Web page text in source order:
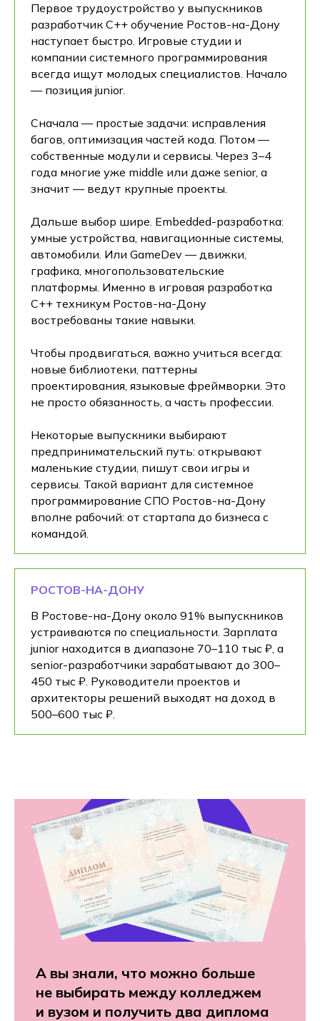
Первое трудоустройство у выпускников
разработчик C++ обучение Ростов-на-Дону
наступает быстро. Игровые студии и
компании системного программирования
всегда ищут молодых специалистов. Начало
— позиция junior.
Сначала — простые задачи: исправления
багов, оптимизация частей кода. Потом —
собственные модули и сервисы. Через 3–4
года многие уже middle или даже senior, а
значит — ведут крупные проекты.
Дальше выбор шире. Embedded-разработка:
умные устройства, навигационные системы,
автомобили. Или GameDev — движки,
графика, многопользовательские
платформы. Именно в игровая разработка
C++ техникум Ростов-на-Дону
востребованы такие навыки.
Чтобы продвигаться, важно учиться всегда:
новые библиотеки, паттерны
проектирования, языковые фреймворки. Это
не просто обязанность, а часть профессии.
Некоторые выпускники выбирают
предпринимательский путь: открывают
маленькие студии, пишут свои игры и
сервисы. Такой вариант для системное
программирование СПО Ростов-на-Дону
вполне рабочий: от стартапа до бизнеса с
командой.
РОСТОВ-НА-ДОНУ
В Ростове-на-Дону около 91% выпускников
устраиваются по специальности. Зарплата
junior находится в диапазоне 70–110 тыс ₽, а
senior-разработчики зарабатывают до 300–
450 тыс ₽. Руководители проектов и
архитекторы решений выходят на доход в
500–600 тыс ₽.
А вы знали, что можно больше
не выбирать между колледжем
и вузом и получить два диплома